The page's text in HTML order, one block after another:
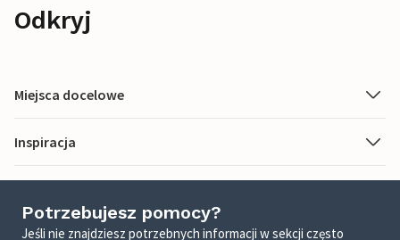
Odkryj
Miejsca docelowe
Inspiracja
Potrzebujesz pomocy?
Jeśli nie znajdziesz potrzebnych informacji w sekcji często